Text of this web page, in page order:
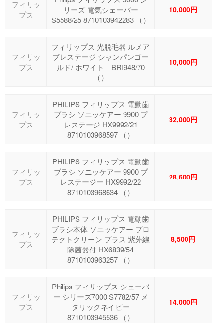
フィリッ
プス
リーズ 電気シェーバー
S5588/25 8710103942283 （）
10,000円
フィリッ
プス
フィリップス 光脱毛器 ルメア
プレステージ シャンパンゴー
ルド/ ホワイト BRI948/70
（）
10,000円
フィリッ
プス
PHILIPS フィリップス 電動歯
ブラシ ソニッケアー 9900 プ
レステージ HX9992/21
8710103968597 （）
32,000円
フィリッ
プス
PHILIPS フィリップス 電動歯
ブラシ ソニッケアー 9900 プ
レステージー HX9992/22
8710103968634 （）
28,600円
フィリッ
プス
PHILIPS フィリップス 電動歯
ブラシ本体 ソニッケアー プロ
テクトクリーン プラス 紫外線
除菌器付 HX6839/54
8710103963257 （）
8,500円
フィリッ
プス
Philips フィリップス シェーバ
ー シリーズ7000 S7782/57 メ
タリックネイビー
8710103945536 （）
14,000円